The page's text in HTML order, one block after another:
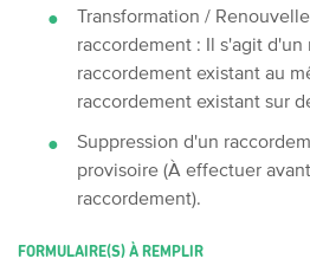
Transformation /
raccordement : Il s'agit
raccordement existant au
raccordement existant sur
Suppression d'un
provisoire (À effectuer
raccordement).
FORMULAIRE(S) À REMPLIR